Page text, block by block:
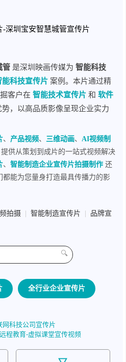
深圳宝安智慧城管宣传片
管 是深圳映画传媒为 智能科技
能科技宣传片 案例。本片通过精
客户在 智能技术宣传片 和 软件
，以高品质影像呈现企业实力
、 产品视频、 三维动画、 AI视频制
供从策划到成片的一站式视频解决
、 智能制造企业宣传片拍摄制作 还
都能为您量身打造最具传播力的影
拍摄 智能制造宣传片
品牌宣
🔍
全行业企业宣传片
网科技公司宣传片
程教育-虚拟课堂宣传视频